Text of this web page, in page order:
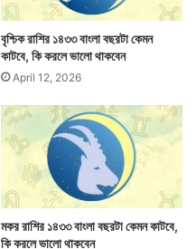
বৃশ্চিক রাশির ১৪৩৩ বাংলা বছরটা কেমন
কাটবে, কি করলে ভালো থাকবেন
April 12, 2026
মকর রাশির ১৪৩৩ বাংলা বছরটা কেমন কাটবে,
কি করলে ভালো থাকবেন